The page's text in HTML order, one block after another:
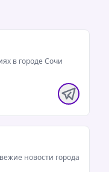
в городе Сочи
новости города